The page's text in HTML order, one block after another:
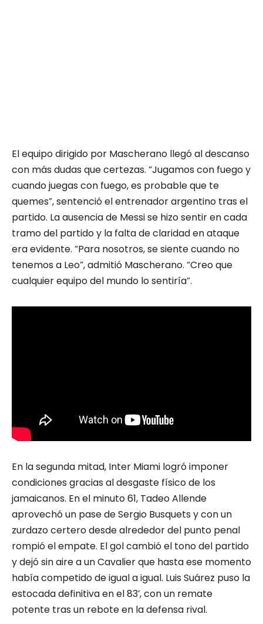
El equipo dirigido por Mascherano llegó al descanso
con más dudas que certezas. “Jugamos con fuego y
cuando juegas con fuego, es probable que te
quemes”, sentenció el entrenador argentino tras el
partido. La ausencia de Messi se hizo sentir en cada
tramo del partido y la falta de claridad en ataque
era evidente. “Para nosotros, se siente cuando no
tenemos a Leo”, admitió Mascherano. “Creo que
cualquier equipo del mundo lo sentiría”.
En la segunda mitad, Inter Miami logró imponer
condiciones gracias al desgaste físico de los
jamaicanos. En el minuto 61, Tadeo Allende
aprovechó un pase de Sergio Busquets y con un
zurdazo certero desde alrededor del punto penal
rompió el empate. El gol cambió el tono del partido
y dejó sin aire a un Cavalier que hasta ese momento
había competido de igual a igual. Luis Suárez puso la
estocada definitiva en el 83’, con un remate
potente tras un rebote en la defensa rival.